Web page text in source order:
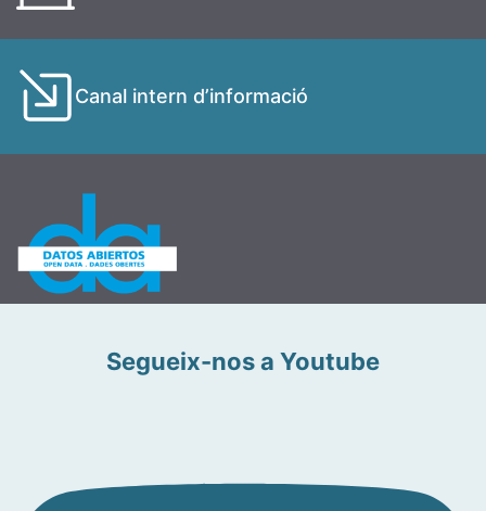
Canal intern d’informació
Segueix-nos a Youtube